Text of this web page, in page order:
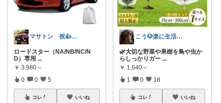
マサトン 祝👍7000プロフも見てね
ロードスター（NA/NB/NC/N
D）専用 ...
￥ 3,980～
0 0 5
コレ いいね
こう🐶楽に生活していく
🌿大切な野菜や果樹を鳥や虫か
らしっかりガー ...
￥ 1,640～
1 0 18
コレ いいね